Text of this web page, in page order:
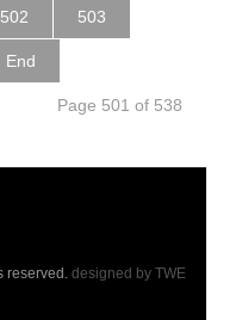
502 503
End
Page 501 of 538
designed by TWE